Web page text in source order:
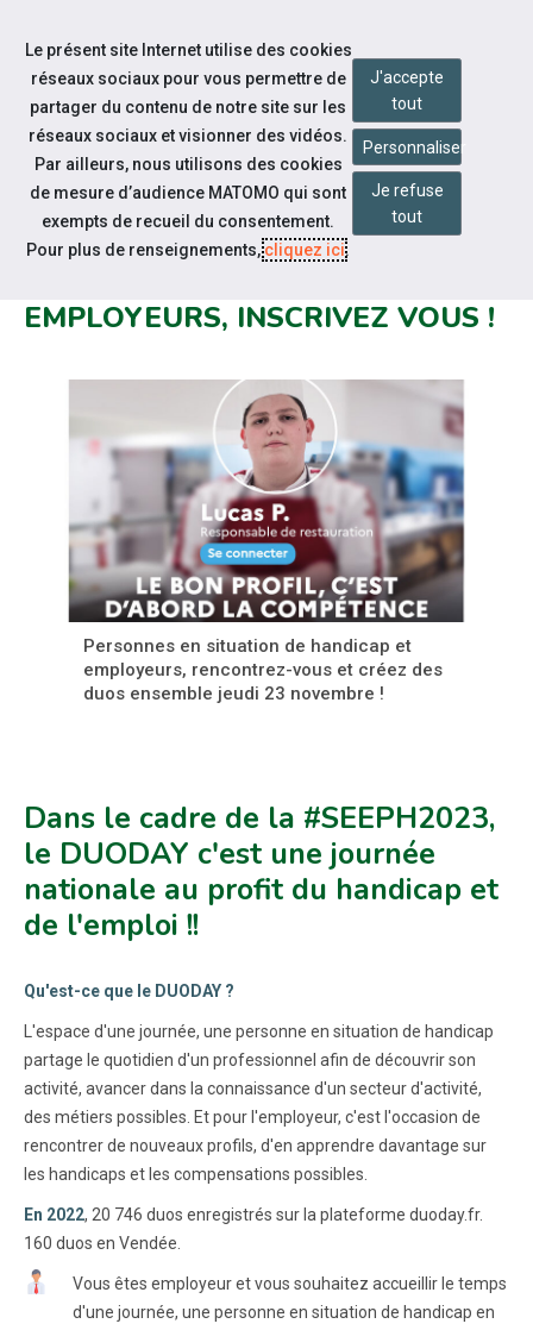
Aller au contenu
Notre actualité
DUODAY 2023 : PERSONNES EN
EMPLOYEURS, INSCRIVEZ VOUS !
Personnes en situation de handicap et
employeurs, rencontrez-vous et créez des
duos ensemble jeudi 23 novembre !
Dans le cadre de la #SEEPH2023,
le DUODAY c'est une journée
nationale au profit du handicap et
de l'emploi !!
Qu'est-ce que le DUODAY ?
L'espace d'une journée, une personne en situation de handicap
partage le quotidien d'un professionnel afin de découvrir son
activité, avancer dans la connaissance d'un secteur d'activité,
des métiers possibles. Et pour l'employeur, c'est l'occasion de
rencontrer de nouveaux profils, d'en apprendre davantage sur
les handicaps et les compensations possibles.
En 2022, 20 746 duos enregistrés sur la plateforme duoday.fr.
160 duos en Vendée.
Vous êtes employeur et vous souhaitez accueillir le temps
d'une journée, une personne en situation de handicap en
Le présent site Internet utilise des cookies
réseaux sociaux pour vous permettre de
partager du contenu de notre site sur les
réseaux sociaux et visionner des vidéos.
Par ailleurs, nous utilisons des cookies
de mesure d’audience MATOMO qui sont
exempts de recueil du consentement.
Pour plus de renseignements,cliquez ici.
J'accepte
tout
Personnaliser
Je refuse
tout